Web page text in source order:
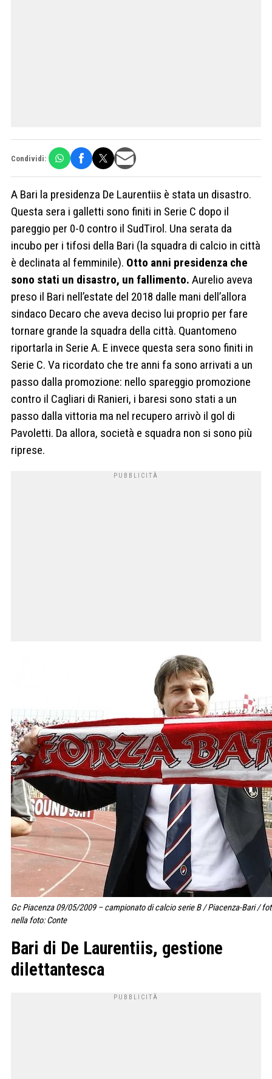
Condividi:
A Bari la presidenza De Laurentiis è stata un disastro.
Questa sera i galletti sono finiti in Serie C dopo il
pareggio per 0-0 contro il SudTirol. Una serata da
incubo per i tifosi della Bari (la squadra di calcio in città
è declinata al femminile). Otto anni presidenza che
sono stati un disastro, un fallimento. Aurelio aveva
preso il Bari nell’estate del 2018 dalle mani dell’allora
sindaco Decaro che aveva deciso lui proprio per fare
tornare grande la squadra della città. Quantomeno
riportarla in Serie A. E invece questa sera sono finiti in
Serie C. Va ricordato che tre anni fa sono arrivati a un
passo dalla promozione: nello spareggio promozione
contro il Cagliari di Ranieri, i baresi sono stati a un
passo dalla vittoria ma nel recupero arrivò il gol di
Pavoletti. Da allora, società e squadra non si sono più
riprese.
Gc Piacenza 09/05/2009 – campionato di calcio serie B / Piacenza-Bari /
nella foto: Conte
Bari di De Laurentiis, gestione
dilettantesca